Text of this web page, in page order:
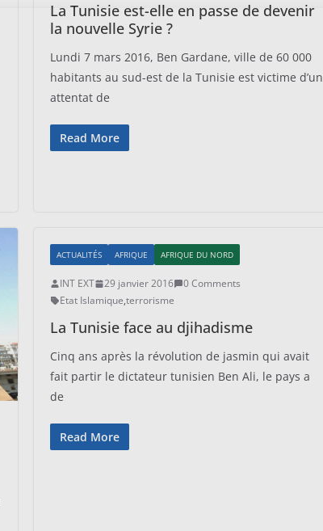
La Tunisie est-elle en passe de devenir
la nouvelle Syrie ?
Lundi 7 mars 2016, Ben Gardane, ville de 60 000
habitants au sud-est de la Tunisie est victime d’un
attentat de
Read More
ACTUALITÉS AFRIQUE AFRIQUE DU NORD
INT EXT 29 janvier 2016
0 Comments
Etat Islamique,terrorisme
La Tunisie face au djihadisme
Cinq ans après la révolution de jasmin qui avait
fait partir le dictateur tunisien Ben Ali, le pays a
de
Read More